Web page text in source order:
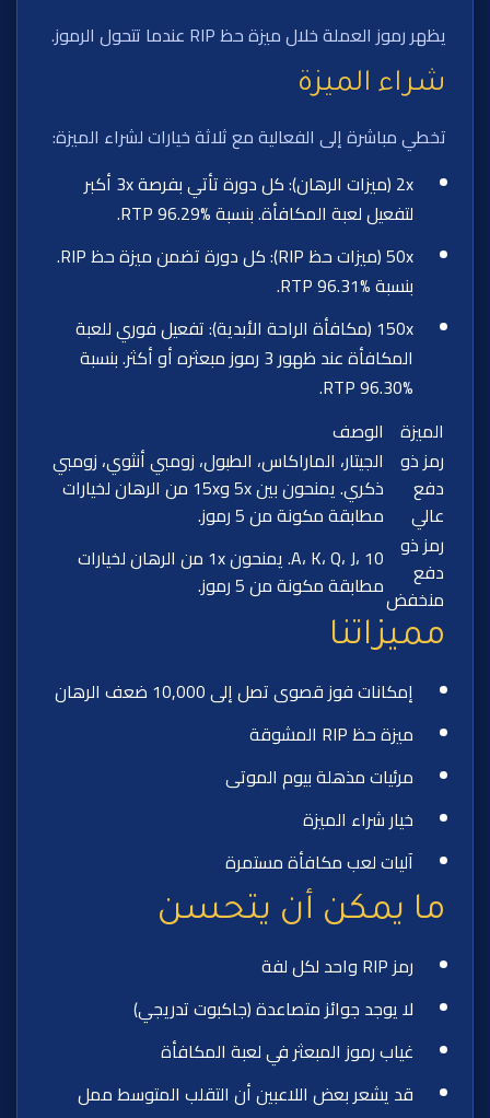
يظهر رموز العملة خلال ميزة حظ RIP عندما تتحول الرموز.
شراء الميزة
تخطي مباشرة إلى الفعالية مع ثلاثة خيارات لشراء الميزة:
2x (ميزات الرهان): كل دورة تأتي بفرصة 3x أكبر
لتفعيل لعبة المكافأة. بنسبة RTP 96.29%.
50x (ميزات حظ RIP): كل دورة تضمن ميزة حظ RIP.
بنسبة RTP 96.31%.
150x (مكافأة الراحة الأبدية): تفعيل فوري للعبة
المكافأة عند ظهور 3 رموز مبعثره أو أكثر. بنسبة
RTP 96.30%.
الميزة الوصف
رمز ذو
دفع
عالي
الجيتار، الماراكاس، الطبول، زومبي أنثوي، زومبي
ذكري. يمنحون بين 5x و15x من الرهان لخيارات
مطابقة مكونة من 5 رموز.
رمز ذو
دفع
منخفض
A، K، Q، J، 10. يمنحون 1x من الرهان لخيارات
مطابقة مكونة من 5 رموز.
مميزاتنا
إمكانات فوز قصوى تصل إلى 10,000 ضعف الرهان
ميزة حظ RIP المشوقة
مرئيات مذهلة بيوم الموتى
خيار شراء الميزة
آليات لعب مكافأة مستمرة
ما يمكن أن يتحسن
رمز RIP واحد لكل لفة
لا يوجد جوائز متصاعدة (جاكبوت تدريجي)
غياب رموز المبعثر في لعبة المكافأة
قد يشعر بعض اللاعبين أن التقلب المتوسط ممل